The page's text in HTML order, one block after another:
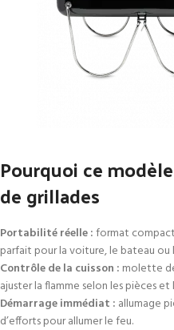
Pourquoi ce
de grillades
Portabilité réelle :format
parfait pour la voiture, le bateau ou
Contrôle de la cuisson : molette
ajuster la flamme selon les pièces
Démarrage immédiat : allumage
d’efforts pour allumer le feu.